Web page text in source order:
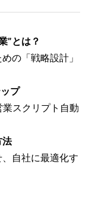
”とは？
の「戦略設計」
プ
スクリプト自動
法
自社に最適化す